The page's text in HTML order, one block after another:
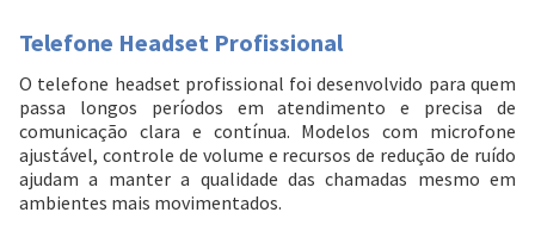
Telefone Headset Profissional
O telefone headset profissional foi desenvolvido para quem
passa longos períodos em atendimento e precisa de
comunicação clara e contínua. Modelos com microfone
ajustável, controle de volume e recursos de redução de ruído
ajudam a manter a qualidade das chamadas mesmo em
ambientes mais movimentados.